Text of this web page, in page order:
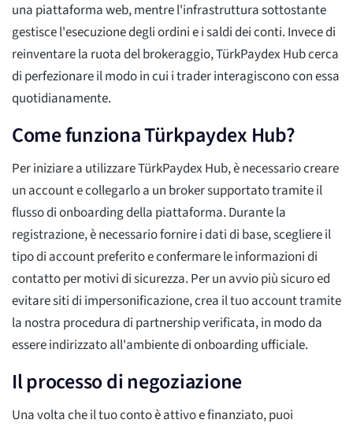
una piattaforma web, mentre l'infrastruttura sottostante
gestisce l'esecuzione degli ordini e i saldi dei conti. Invece di
reinventare la ruota del brokeraggio, TürkPaydex Hub cerca
di perfezionare il modo in cui i trader interagiscono con essa
quotidianamente.
Come funziona Türkpaydex Hub?
Per iniziare a utilizzare TürkPaydex Hub, è necessario creare
un account e collegarlo a un broker supportato tramite il
flusso di onboarding della piattaforma. Durante la
registrazione, è necessario fornire i dati di base, scegliere il
tipo di account preferito e confermare le informazioni di
contatto per motivi di sicurezza. Per un avvio più sicuro ed
evitare siti di impersonificazione, crea il tuo account tramite
la nostra procedura di partnership verificata, in modo da
essere indirizzato all'ambiente di onboarding ufficiale.
Il processo di negoziazione
Una volta che il tuo conto è attivo e finanziato, puoi